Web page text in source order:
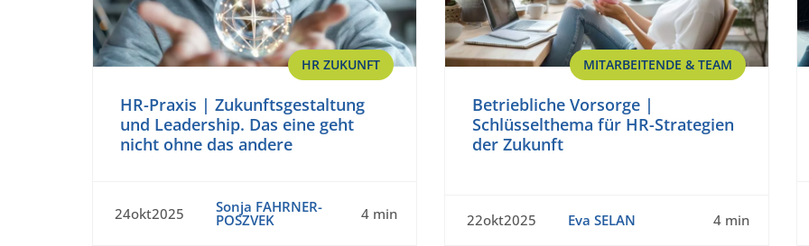
HR ZUKUNFT
HR-Praxis | Zukunftsgestaltung
und Leadership. Das eine geht
nicht ohne das andere
24okt2025 Sonja FAHRNER-
POSZVEK 4 min
MITARBEITENDE & TEAM
Betriebliche Vorsorge |
Schlüsselthema für HR-Strategien
der Zukunft
22okt2025 Eva SELAN 4 min